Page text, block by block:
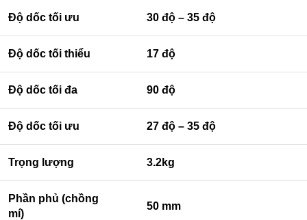
Độ dốc tối ưu 30 độ – 35 độ
Độ dốc tối thiểu 17 độ
Độ dốc tối đa 90 độ
Độ dốc tối ưu 27 độ – 35 độ
Trọng lượng 3.2kg
Phần phủ (chồng
mí)
50 mm